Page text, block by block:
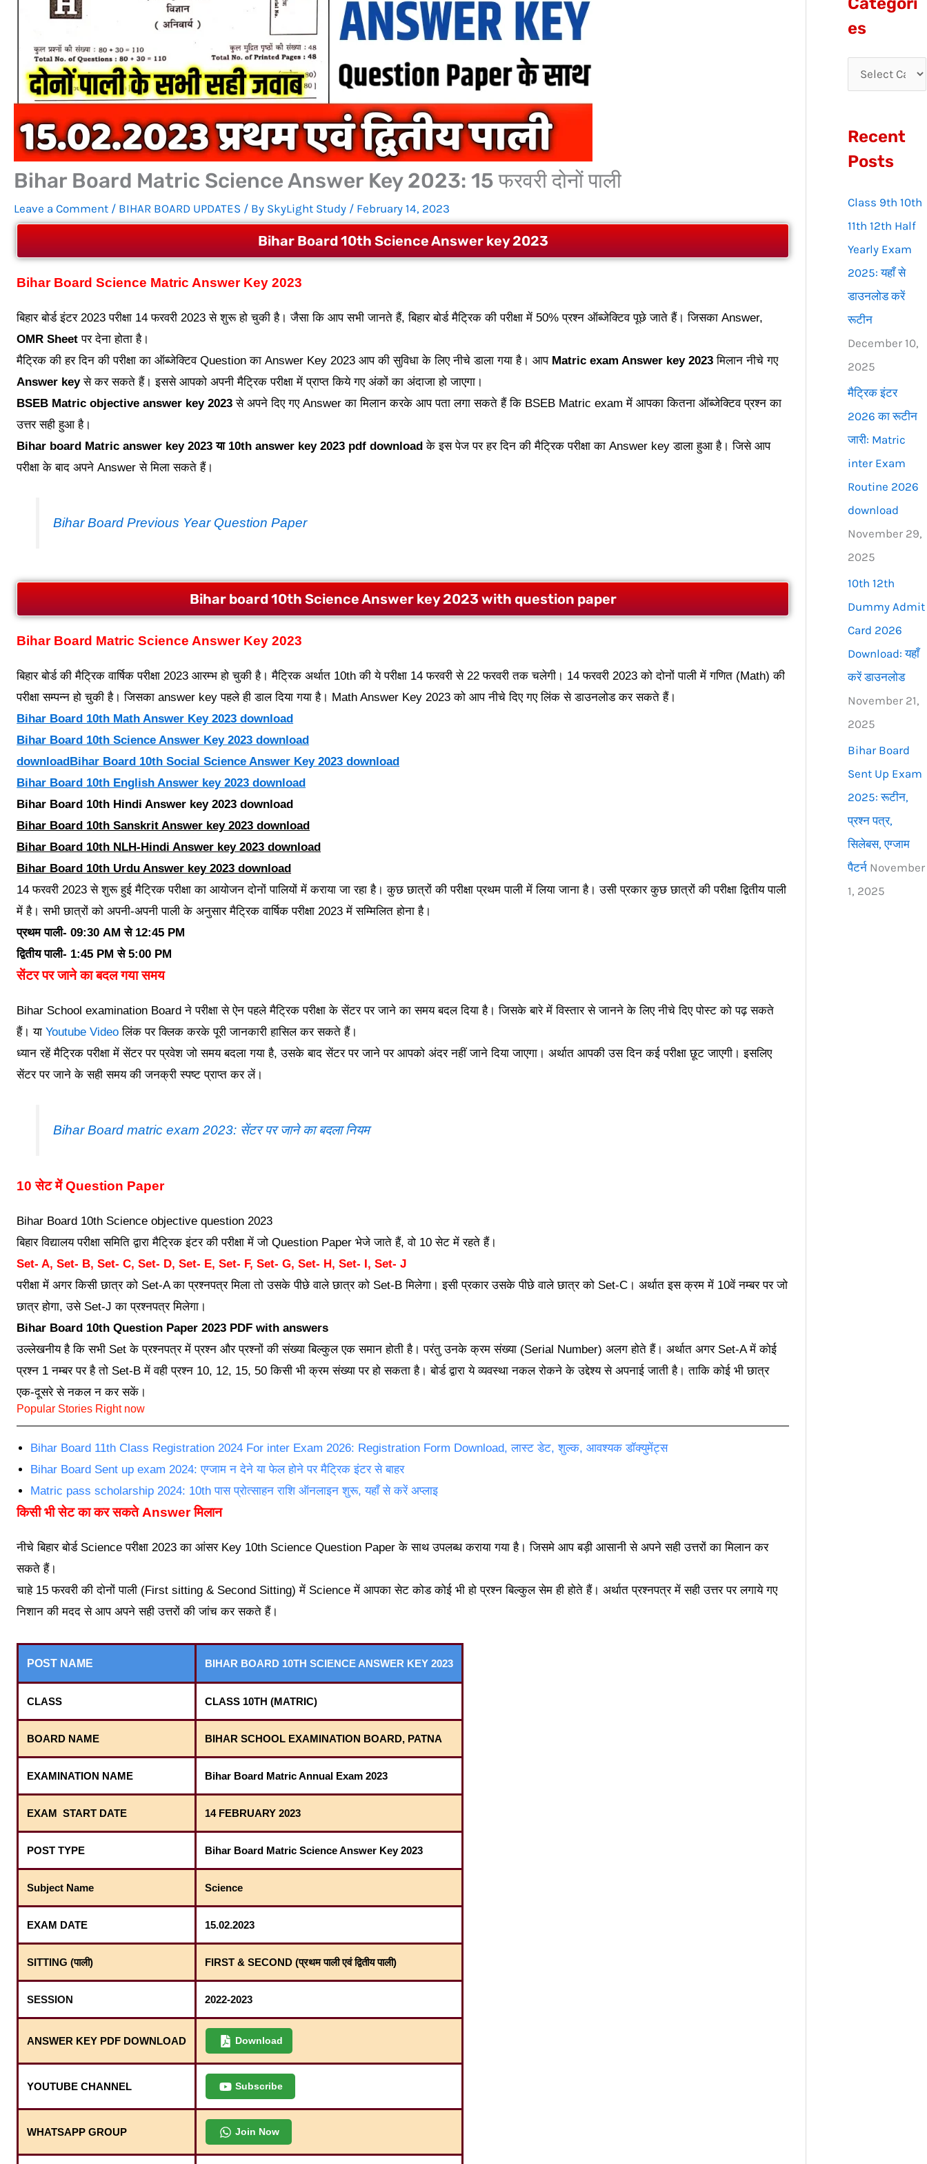
Bihar Board Matric Science Answer Key 2023: 15 फरवरी दोनों पाली
Leave a Comment / BIHAR BOARD UPDATES / By SkyLight Study / February 14, 2023
Bihar Board 10th Science Answer key 2023
Bihar Board Science Matric Answer Key 2023
बिहार बोर्ड इंटर 2023 परीक्षा 14 फरवरी 2023 से शुरू हो चुकी है। जैसा कि आप सभी जानते हैं, बिहार बोर्ड मैट्रिक की परीक्षा में 50% प्रश्न ऑब्जेक्टिव पूछे जाते हैं। जिसका Answer,
OMR Sheet पर देना होता है।
मैट्रिक की हर दिन की परीक्षा का ऑब्जेक्टिव Question का Answer Key 2023 आप की सुविधा के लिए नीचे डाला गया है। आप Matric exam Answer key 2023 मिलान नीचे गए
Answer keyसे कर सकते हैं। इससे आपको अपनी मैट्रिक परीक्षा में प्राप्त किये गए अंकों का अंदाजा हो जाएगा।
BSEB Matric objective answer key 2023 से अपने दिए गए Answer का मिलान करके आप पता लगा सकते हैं कि BSEB Matric exam में आपका कितना ऑब्जेक्टिव प्रश्न का
उत्तर सही हुआ है।
Bihar board Matric answer key 2023 या 10th answer key 2023 pdf download के इस पेज पर हर दिन की मैट्रिक परीक्षा का Answer key डाला हुआ है। जिसे आप
परीक्षा के बाद अपने Answer से मिला सकते हैं।
Bihar Board Previous Year Question Paper
Bihar board 10th Science Answer key 2023 with question paper
Bihar Board Matric Science Answer Key 2023
बिहार बोर्ड की मैट्रिक वार्षिक परीक्षा 2023 आरम्भ हो चुकी है। मैट्रिक अर्थात 10th की ये परीक्षा 14 फरवरी से 22 फरवरी तक चलेगी। 14 फरवरी 2023 को दोनों पाली में गणित (Math) की
परीक्षा सम्पन्न हो चुकी है। जिसका answer key पहले ही डाल दिया गया है। Math Answer Key 2023 को आप नीचे दिए गए लिंक से डाउनलोड कर सकते हैं।
Bihar Board 10th Math Answer Key 2023 download
Bihar Board 10th Science Answer Key 2023 download
downloadBihar Board 10th Social Science Answer Key 2023 download
Bihar Board 10th English Answer key 2023 download
Bihar Board 10th Hindi Answer key 2023 download
Bihar Board 10th Sanskrit Answer key 2023 download
Bihar Board 10th NLH-Hindi Answer key 2023 download
Bihar Board 10th Urdu Answer key 2023 download
14 फरवरी 2023 से शुरू हुई मैट्रिक परीक्षा का आयोजन दोनों पालियों में कराया जा रहा है। कुछ छात्रों की परीक्षा प्रथम पाली में लिया जाना है। उसी प्रकार कुछ छात्रों की परीक्षा द्वितीय पाली
में है। सभी छात्रों को अपनी-अपनी पाली के अनुसार मैट्रिक वार्षिक परीक्षा 2023 में सम्मिलित होना है।
प्रथम पाली- 09:30 AM से 12:45 PM
द्वितीय पाली- 1:45 PM से 5:00 PM
सेंटर पर जाने का बदल गया समय
Bihar School examination Board ने परीक्षा से ऐन पहले मैट्रिक परीक्षा के सेंटर पर जाने का समय बदल दिया है। जिसके बारे में विस्तार से जानने के लिए नीचे दिए पोस्ट को पढ़ सकते
हैं। याYoutube Video लिंक पर क्लिक करके पूरी जानकारी हासिल कर सकते हैं।
ध्यान रहें मैट्रिक परीक्षा में सेंटर पर प्रवेश जो समय बदला गया है, उसके बाद सेंटर पर जाने पर आपको अंदर नहीं जाने दिया जाएगा। अर्थात आपकी उस दिन कई परीक्षा छूट जाएगी। इसलिए
सेंटर पर जाने के सही समय की जनक्री स्पष्ट प्राप्त कर लें।
Bihar Board matric exam 2023: सेंटर पर जाने का बदला नियम
10 सेट में Question Paper
Bihar Board 10th Science objective question 2023
बिहार विद्यालय परीक्षा समिति द्वारा मैट्रिक इंटर की परीक्षा में जो Question Paper भेजे जाते हैं, वो 10 सेट में रहते हैं।
Set- A, Set- B, Set- C, Set- D, Set- E, Set- F, Set- G, Set- H, Set- I, Set- J
परीक्षा में अगर किसी छात्र को Set-A का प्रश्नपत्र मिला तो उसके पीछे वाले छात्र को Set-B मिलेगा। इसी प्रकार उसके पीछे वाले छात्र को Set-C। अर्थात इस क्रम में 10वें नम्बर पर जो
छात्र होगा, उसे Set-J का प्रश्नपत्र मिलेगा।
Bihar Board 10th Question Paper 2023 PDF with answers
उल्लेखनीय है कि सभी Set के प्रश्नपत्र में प्रश्न और प्रश्नों की संख्या बिल्कुल एक समान होती है। परंतु उनके क्रम संख्या (Serial Number) अलग होते हैं। अर्थात अगर Set-A में कोई
प्रश्न 1 नम्बर पर है तो Set-B में वही प्रश्न 10, 12, 15, 50 किसी भी क्रम संख्या पर हो सकता है। बोर्ड द्वारा ये व्यवस्था नकल रोकने के उद्देश्य से अपनाई जाती है। ताकि कोई भी छात्र
एक-दूसरे से नकल न कर सकें।
Popular Stories Right now
Bihar Board 11th Class Registration 2024 For inter Exam 2026: Registration Form Download, लास्ट डेट, शुल्क, आवश्यक डॉक्युमेंट्स
Bihar Board Sent up exam 2024: एग्जाम न देने या फेल होने पर मैट्रिक इंटर से बाहर
Matric pass scholarship 2024: 10th पास प्रोत्साहन राशि ऑनलाइन शुरू, यहाँ से करें अप्लाइ
किसी भी सेट का कर सकते Answer मिलान
नीचे बिहार बोर्ड Science परीक्षा 2023 का आंसर Key 10th Science Question Paper के साथ उपलब्ध कराया गया है। जिसमे आप बड़ी आसानी से अपने सही उत्तरों का मिलान कर
सकते हैं।
चाहे 15 फरवरी की दोनों पाली (First sitting & Second Sitting) में Science में आपका सेट कोड कोई भी हो प्रश्न बिल्कुल सेम ही होते हैं। अर्थात प्रश्नपत्र में सही उत्तर पर लगाये गए
निशान की मदद से आप अपने सही उत्तरों की जांच कर सकते हैं।
POST NAME BIHAR BOARD 10TH SCIENCE ANSWER KEY 2023
CLASS CLASS 10TH (MATRIC)
BOARD NAME BIHAR SCHOOL EXAMINATION BOARD, PATNA
EXAMINATION NAME Bihar Board Matric Annual Exam 2023
EXAM START DATE 14 FEBRUARY 2023
POST TYPE Bihar Board Matric Science Answer Key 2023
Subject Name Science
EXAM DATE 15.02.2023
SITTING (पाली) FIRST & SECOND (प्रथम पाली एवं द्वितीय पाली)
SESSION 2022-2023
ANSWER KEY PDF DOWNLOAD Download
YOUTUBE CHANNEL Subscribe
WHATSAPP GROUP Join Now
f
r
:
es
Recent
Posts
Class 9th 10th
11th 12th Half
Yearly Exam
2025: यहाँ से
डाउनलोड करें
रूटीन
December 10,
2025
मैट्रिक इंटर
2026 का रूटीन
जारी: Matric
inter Exam
Routine 2026
download
November 29,
2025
10th 12th
Dummy Admit
Card 2026
Download: यहाँ
करें डाउनलोड
November 21,
2025
Bihar Board
Sent Up Exam
2025: रूटीन,
प्रश्न पत्र,
सिलेबस, एग्जाम
पैटर्न November
1, 2025